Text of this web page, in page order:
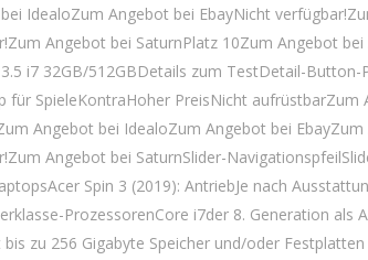
IdealoZum Angebot bei EbayNicht
Angebot bei SaturnPlatz 10Zum Angebot
i7 32GB/512GBDetails zum TestDetail-
für SpieleKontraHoher PreisNicht
Angebot bei IdealoZum Angebot bei
Angebot bei SaturnSlider-
Spin 3 (2019): AntriebJe nach
ProzessorenCore i7der 8. Generation als
bis zu 256 Gigabyte Speicher und/oder